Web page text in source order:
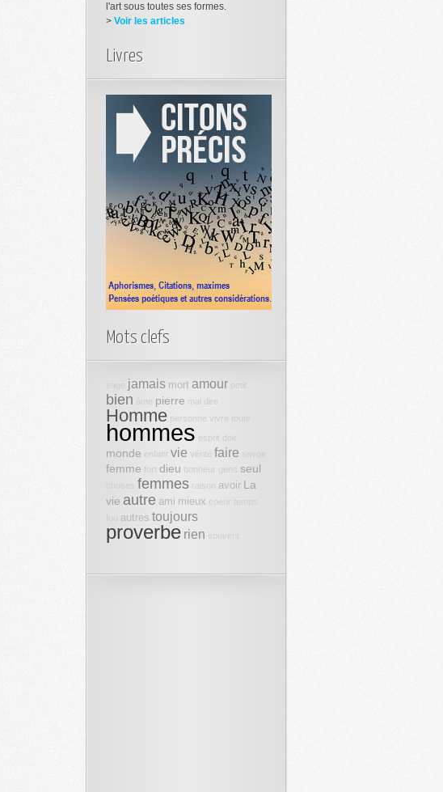
l'art sous toutes ses formes.
> Voir les articles
Livres
Mots clefs
jamais mort amour
bien âme pierre mal dire
Homme personne vivre toute
hommes esprit doit
monde enfant vie vérité faire
femme fort dieu bonheur gens seul
femmes raison avoir La
vie autre ami mieux coeur temps
autres toujours
proverbe rien souvent